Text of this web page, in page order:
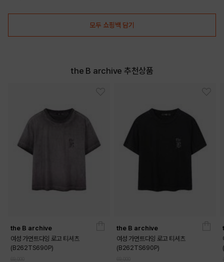
모두 쇼핑백 담기
the B archive 추천상품
the B archive
여성 가먼트다잉 로고 티셔츠
(B262TS690P)
the B archive
여성 가먼트다잉 로고 티셔츠
(B262TS690P)